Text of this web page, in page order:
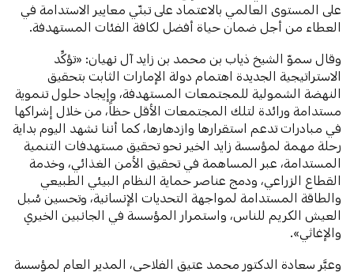
على المستوى العالمي بالاعتماد على تبنّي معايير الاستدامة في
العطاء من أجل ضمان حياة أفضل لكافة الفئات المستهدفة.
وقال سموّ الشيخ ذياب بن محمد بن زايد آل نهيان: «تؤكِّد
الاستراتيجية الجديدة اهتمام دولة الإمارات الثابت بتحقيق
النهضة الشمولية للمجتمعات المستهدفة، وإيجاد حلول تنموية
مستدامة ورائدة لتلك المجتمعات الأقل حظاً، من خلال إشراكها
في مبادرات تدعم استقرارها وازدهارها، كما أننا نشهد اليوم بداية
رحلة مهمة لمؤسسة زايد الخير نحو تحقيق مستهدفات التنمية
المستدامة، عبر المساهمة في تحقيق الأمن الغذائي، وخدمة
القطاع الزراعي، ودمج عناصر حماية النظام البيئي الطبيعي
والطاقة المستدامة لمواجهة التحديات الإنسانية، وتحسين سُبل
العيش الكريم للناس، واستمرار المؤسسة في الجانبين الخيري
والإغاثي».
وعبَّر سعادة الدكتور محمد عتيق الفلاحي، المدير العام لمؤسسة